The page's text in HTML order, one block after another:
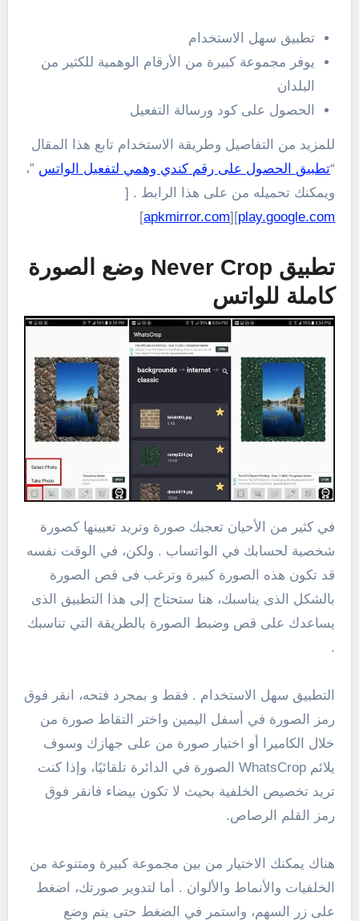
تطبيق سهل الاستخدام
يوفر مجموعة كبيرة من الأرقام الوهمية للكثير من
البلدان
الحصول على كود ورسالة التفعيل
للمزيد من التفاصيل وطريقة الاستخدام تابع هذا المقال
“تطبيق الحصول على رقم كندي وهمي لتفعيل الواتس ”،
ويمكنك تحميله من على هذا الرابط . [
play.google.com
][
apkmirror.com
]
تطبيق Never Crop وضع الصورة
كاملة للواتس
في كثير من الأحيان تعجبك صورة وتريد تعيينها كصورة
شخصية لحسابك في الواتساب . ولكن، في الوقت نفسه
قد تكون هذه الصورة كبيرة وترغب فى قص الصورة
بالشكل الذى يناسبك، هنا ستحتاج إلى هذا التطبيق الذى
يساعدك على قص وضبط الصورة بالطريقة التي تناسبك
.
التطبيق سهل الاستخدام . فقط و بمجرد فتحه، انقر فوق
رمز الصورة في أسفل اليمين واختر التقاط صورة من
خلال الكاميرا أو اختيار صورة من على جهازك وسوف
يلائم WhatsCrop الصورة في الدائرة تلقائيًا، وإذا كنت
تريد تخصيص الخلفية بحيث لا تكون بيضاء فانقر فوق
رمز القلم الرصاص.
هناك يمكنك الاختيار من بين مجموعة كبيرة ومتنوعة من
الخلفيات والأنماط والألوان . أما لتدوير صورتك، اضغط
على زر السهم، واستمر في الضغط حتى يتم وضع